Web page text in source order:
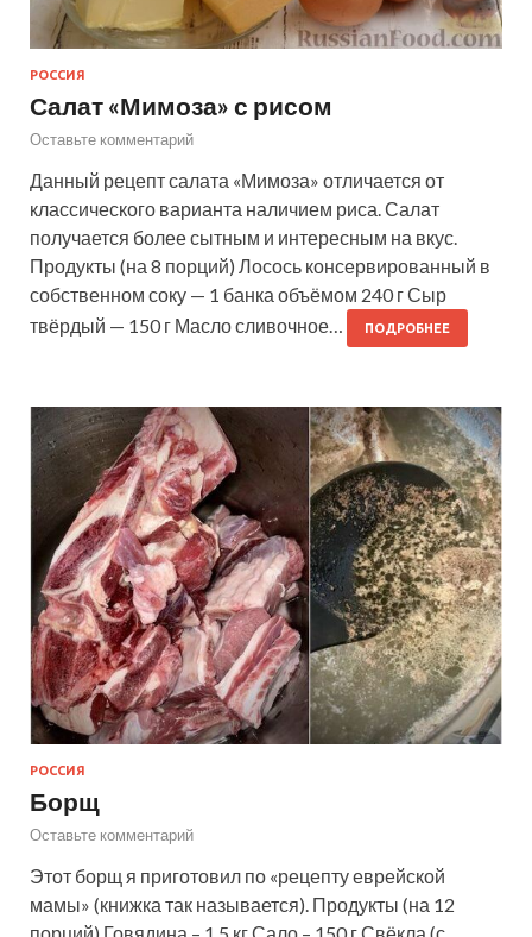
РОССИЯ
Салат «Мимоза» с рисом
Оставьте комментарий
Данный рецепт салата «Мимоза» отличается от
классического варианта наличием риса. Салат
получается более сытным и интересным на вкус.
Продукты (на 8 порций) Лосось консервированный в
собственном соку — 1 банка объёмом 240 г Сыр
твёрдый — 150 г Масло сливочное…
ПОДРОБНЕЕ
РОССИЯ
Борщ
Оставьте комментарий
Этот борщ я приготовил по «рецепту еврейской
мамы» (книжка так называется). Продукты (на 12